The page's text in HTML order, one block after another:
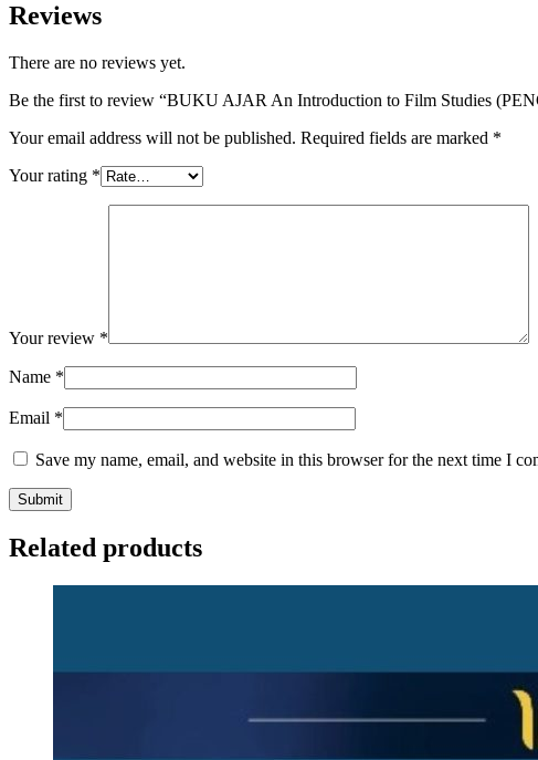
Reviews
There are no reviews yet.
Be the first to review “BUKU AJAR An Introduction to Film Studies
Your email address will not be published. Required fields are marked *
Your rating *
Your review *
Name *
Email *
Save my name, email, and website in this browser for the next time I
Related products